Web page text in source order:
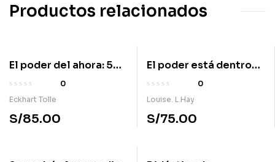
Productos relacionados
El poder del ahora: 50
cartas de inspiración
0
Eckhart Tolle
S/85.00
El poder está dentro
de ti
0
Louise. L Hay
S/75.00